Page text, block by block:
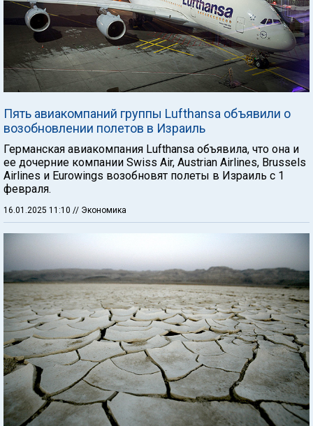
Пять авиакомпаний группы Lufthansa объявили о
возобновлении полетов в Израиль
Германская авиакомпания Lufthansa объявила, что она и
ее дочерние компании Swiss Air, Austrian Airlines, Brussels
Airlines и Eurowings возобновят полеты в Израиль с 1
февраля.
16.01.2025 11:10 // Экономика